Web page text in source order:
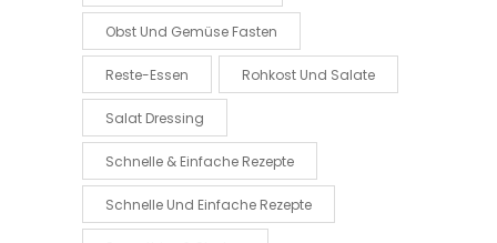
Obst Und Gemüse Fasten
Reste-Essen Rohkost Und Salate
Salat Dressing
Schnelle & Einfache Rezepte
Schnelle Und Einfache Rezepte